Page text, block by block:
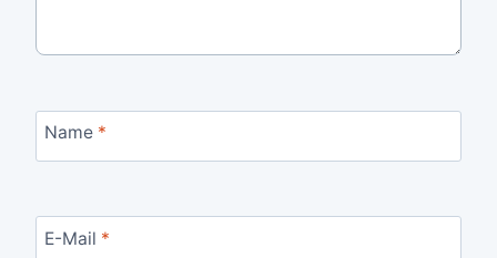
Name *
E-Mail *